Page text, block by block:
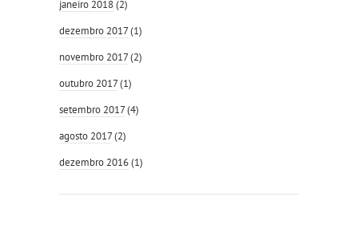
janeiro 2018(2)
dezembro 2017(1)
novembro 2017(2)
outubro 2017(1)
setembro 2017(4)
agosto 2017(2)
dezembro 2016(1)